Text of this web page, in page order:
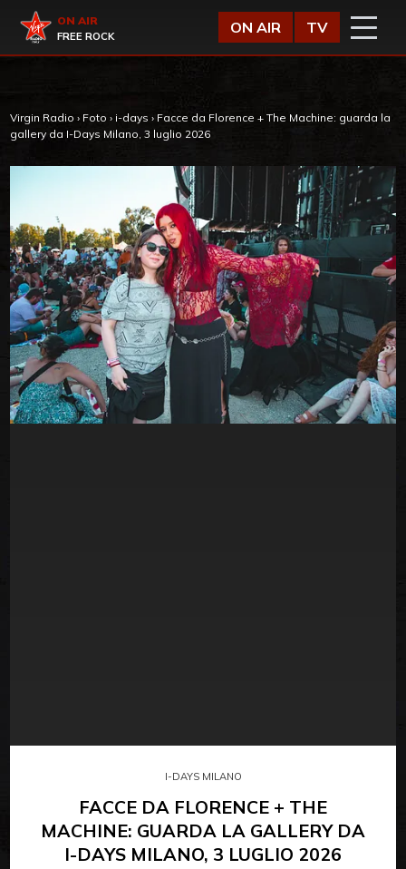
Virgin Radio
ON AIR
FREE ROCK
ON AIR TV
Virgin Radio › Foto › i-days › Facce da Florence + The Machine: guarda la
gallery da I-Days Milano, 3 luglio 2026
I-DAYS MILANO
FACCE DA FLORENCE + THE
MACHINE: GUARDA LA GALLERY DA
I-DAYS MILANO, 3 LUGLIO 2026